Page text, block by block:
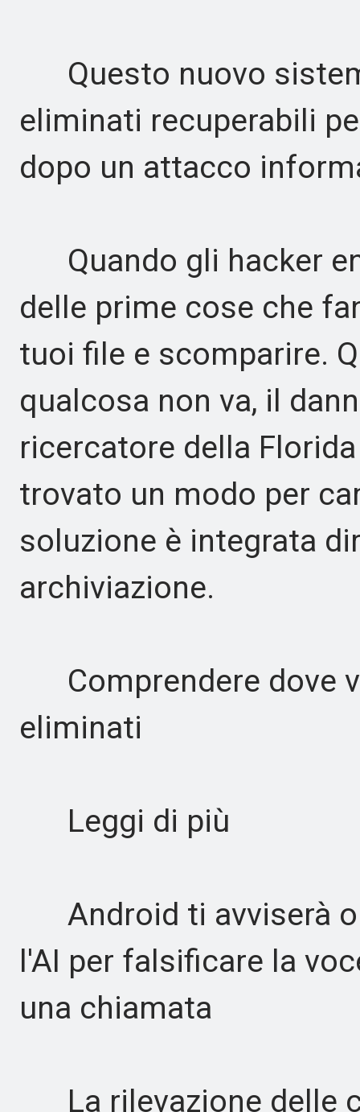
Questo nuovo
eliminati recuperabili
dopo un attacco
Quando gli hacker
delle prime cose che
tuoi file e scomparire.
qualcosa non va, il
ricercatore della
trovato un modo per
soluzione è integrata
archiviazione.
Comprendere dove
eliminati
Leggi di più
Android ti avviserà
l'AI per falsificare la
una chiamata
La rilevazione delle